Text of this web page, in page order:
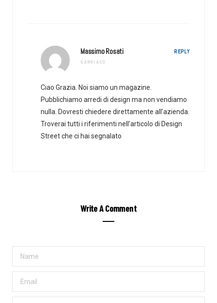
Massimo Rosati
6 ANNI AGO
REPLY
Ciao Grazia. Noi siamo un magazine.
Pubblichiamo arredi di design ma non vendiamo
nulla. Dovresti chiedere direttamente all’azienda.
Troverai tutti i riferimenti nell’articolo di Design
Street che ci hai segnalato
Write A Comment